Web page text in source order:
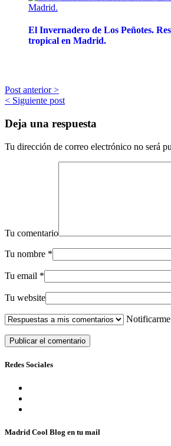
El Invernadero de Los Peñotes.
tropical en Madrid.
Post anterior >
< Siguiente post
Deja una respuesta
Tu dirección de correo electrónico no será
Tu comentario
Tu nombre *
Tu email *
Tu website
Notificarme
Redes Sociales
Madrid Cool Blog en tu mail